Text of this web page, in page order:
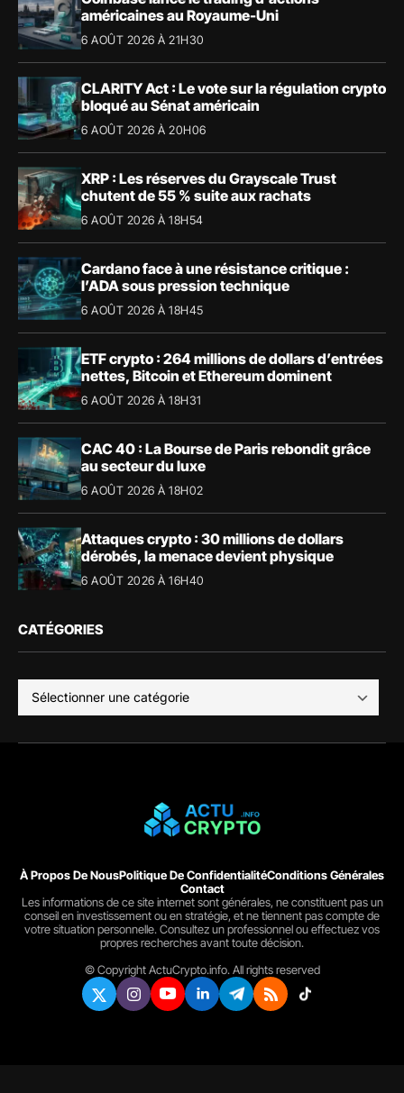
américaines au Royaume-Uni
6 AOÛT 2026 À 21H30
CLARITY Act : Le vote sur la régulation crypto
bloqué au Sénat américain
6 AOÛT 2026 À 20H06
XRP : Les réserves du Grayscale Trust
chutent de 55 % suite aux rachats
6 AOÛT 2026 À 18H54
Cardano face à une résistance critique :
l’ADA sous pression technique
6 AOÛT 2026 À 18H45
ETF crypto : 264 millions de dollars d’entrées
nettes, Bitcoin et Ethereum dominent
6 AOÛT 2026 À 18H31
CAC 40 : La Bourse de Paris rebondit grâce
au secteur du luxe
6 AOÛT 2026 À 18H02
Attaques crypto : 30 millions de dollars
dérobés, la menace devient physique
6 AOÛT 2026 À 16H40
CATÉGORIES
À Propos De NousPolitique De ConfidentialitéConditions Générales
Contact
Les informations de ce site internet sont générales, ne constituent pas un
conseil en investissement ou en stratégie, et ne tiennent pas compte de
votre situation personnelle. Consultez un professionnel ou effectuez vos
propres recherches avant toute décision.
© Copyright ActuCrypto.info. All rights reserved